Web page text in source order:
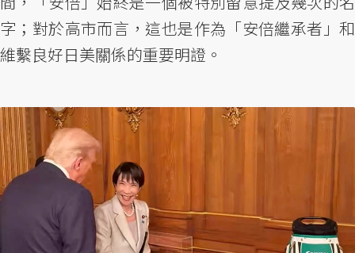
字；對於高市而言，這也是作為「安倍繼承者」和
維繫良好日美關係的重要明證。